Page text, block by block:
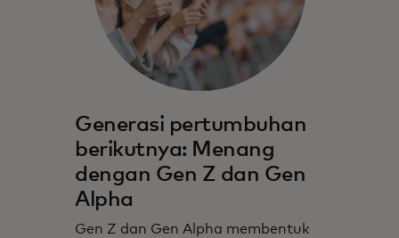
Generasi pertumbuhan
berikutnya: Menang
dengan Gen Z dan Gen
Alpha
Gen Z dan Gen Alpha membentuk